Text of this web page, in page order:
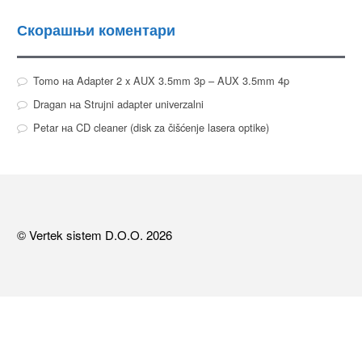
Скорашњи коментари
TomoнаAdapter 2 x AUX 3.5mm 3p – AUX 3.5mm 4p
DraganнаStrujni adapter univerzalni
PetarнаCD cleaner (disk za čišćenje lasera optike)
© Vertek sistem D.O.O. 2026